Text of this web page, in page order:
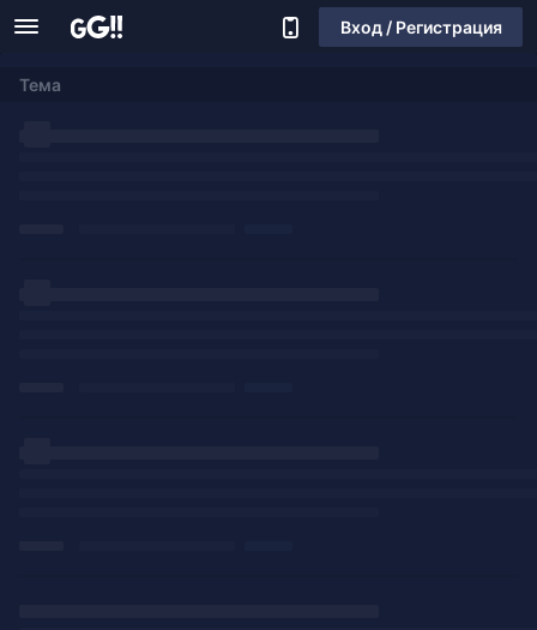
Вход / Регистрация
Тема